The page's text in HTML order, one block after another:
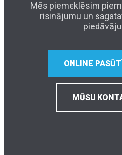
Mēs piemeklēsim
risinājumu un
ONLINE
MŪSU